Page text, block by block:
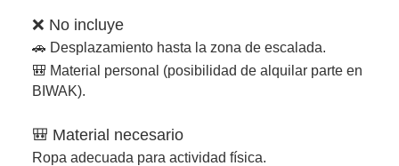
❌ No incluye
🚗 Desplazamiento hasta la zona de escalada.
🎒 Material personal (posibilidad de alquilar parte en
BIWAK).
🎒 Material necesario
Ropa adecuada para actividad física.